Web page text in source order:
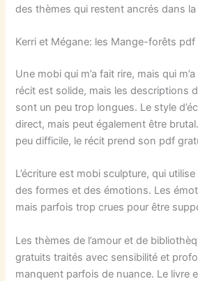
des thèmes qui restent ancrés dans la
Kerri et Mégane: les Mange-forêts pdf
Une mobi qui m’a fait rire, mais qui
récit est solide, mais les descriptions
sont un peu trop longues. Le style
direct, mais peut également être
peu difficile, le récit prend son pdf
L’écriture est mobi sculpture, qui
des formes et des émotions. Les
mais parfois trop crues pour être
Les thèmes de l’amour et de
gratuits traités avec sensibilité et
manquent parfois de nuance. Le livre